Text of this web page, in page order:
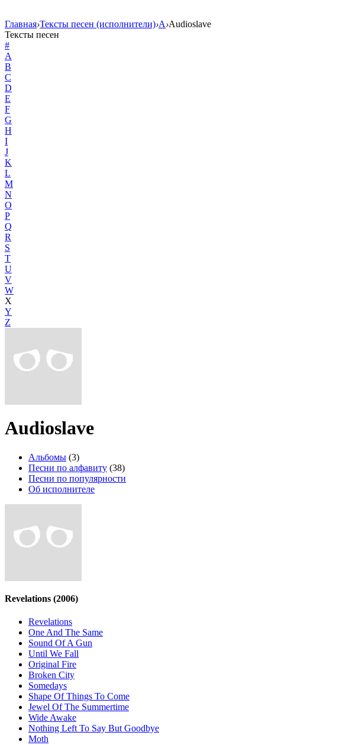
Главная›Тексты песен (исполнители)›A›Audioslave
Тексты песен
#
A
B
C
D
E
F
G
H
I
J
K
L
M
N
O
P
Q
R
S
T
U
V
W
X
Y
Z
Audioslave
Альбомы (3)
Песни по алфавиту (38)
Песни по популярности
Об исполнителе
Revelations (2006)
Revelations
One And The Same
Sound Of A Gun
Until We Fall
Original Fire
Broken City
Somedays
Shape Of Things To Come
Jewel Of The Summertime
Wide Awake
Nothing Left To Say But Goodbye
Moth